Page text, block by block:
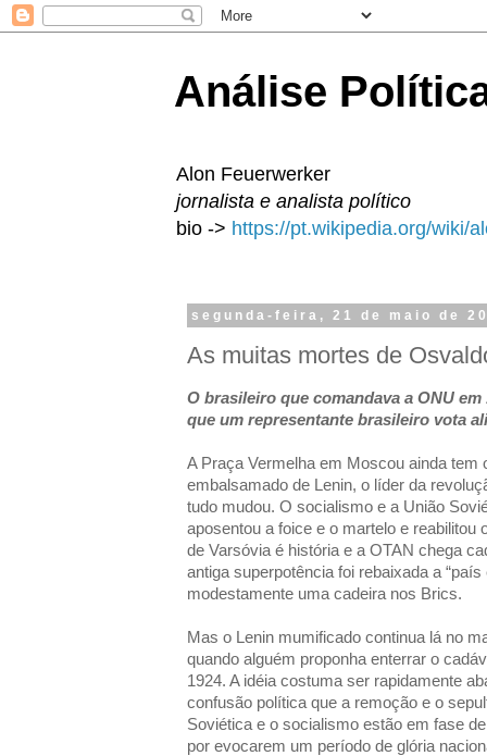
Análise
Alon Feuerwerker
jornalista e analista político
bio -> https://pt.wikipedia.org/wiki/
segunda-feira, 21 de maio de
As muitas mortes de
O brasileiro que comandava a ONU
que um representante brasileiro vota
A Praça Vermelha em Moscou ainda tem
embalsamado de Lenin, o líder da
tudo mudou. O socialismo e a União
aposentou a foice e o martelo e reabilitou
de Varsóvia é história e a OTAN chega
antiga superpotência foi rebaixada a “país
modestamente uma cadeira nos Brics.
Mas o Lenin mumificado continua lá no
quando alguém proponha enterrar o
1924. A idéia costuma ser rapidamente
confusão política que a remoção e o
Soviética e o socialismo estão em fase
por evocarem um período de glória